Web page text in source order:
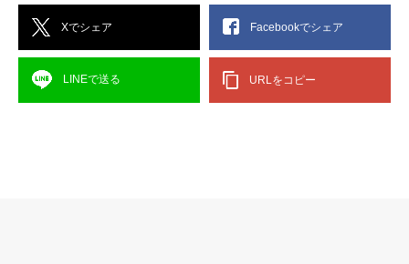
Xでシェア Facebookでシェア
LINEで送る URLをコピー